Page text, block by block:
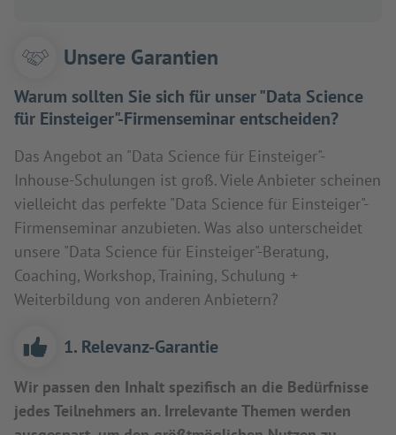
Unsere Garantien
Warum sollten Sie sich für unser "Data Science
für Einsteiger"-Firmenseminar entscheiden?
Das Angebot an "Data Science für Einsteiger"-
Inhouse-Schulungen ist groß. Viele Anbieter scheinen
vielleicht das perfekte "Data Science für Einsteiger"-
Firmenseminar anzubieten. Was also unterscheidet
unsere "Data Science für Einsteiger"-Beratung,
Coaching, Workshop, Training, Schulung +
Weiterbildung von anderen Anbietern?
1. Relevanz-Garantie
Wir passen den Inhalt spezifisch an die Bedürfnisse
jedes Teilnehmers an. Irrelevante Themen werden